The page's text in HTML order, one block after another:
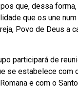
que, dessa
que os une
Povo de Deus a
participará de
se estabelece com
e com o